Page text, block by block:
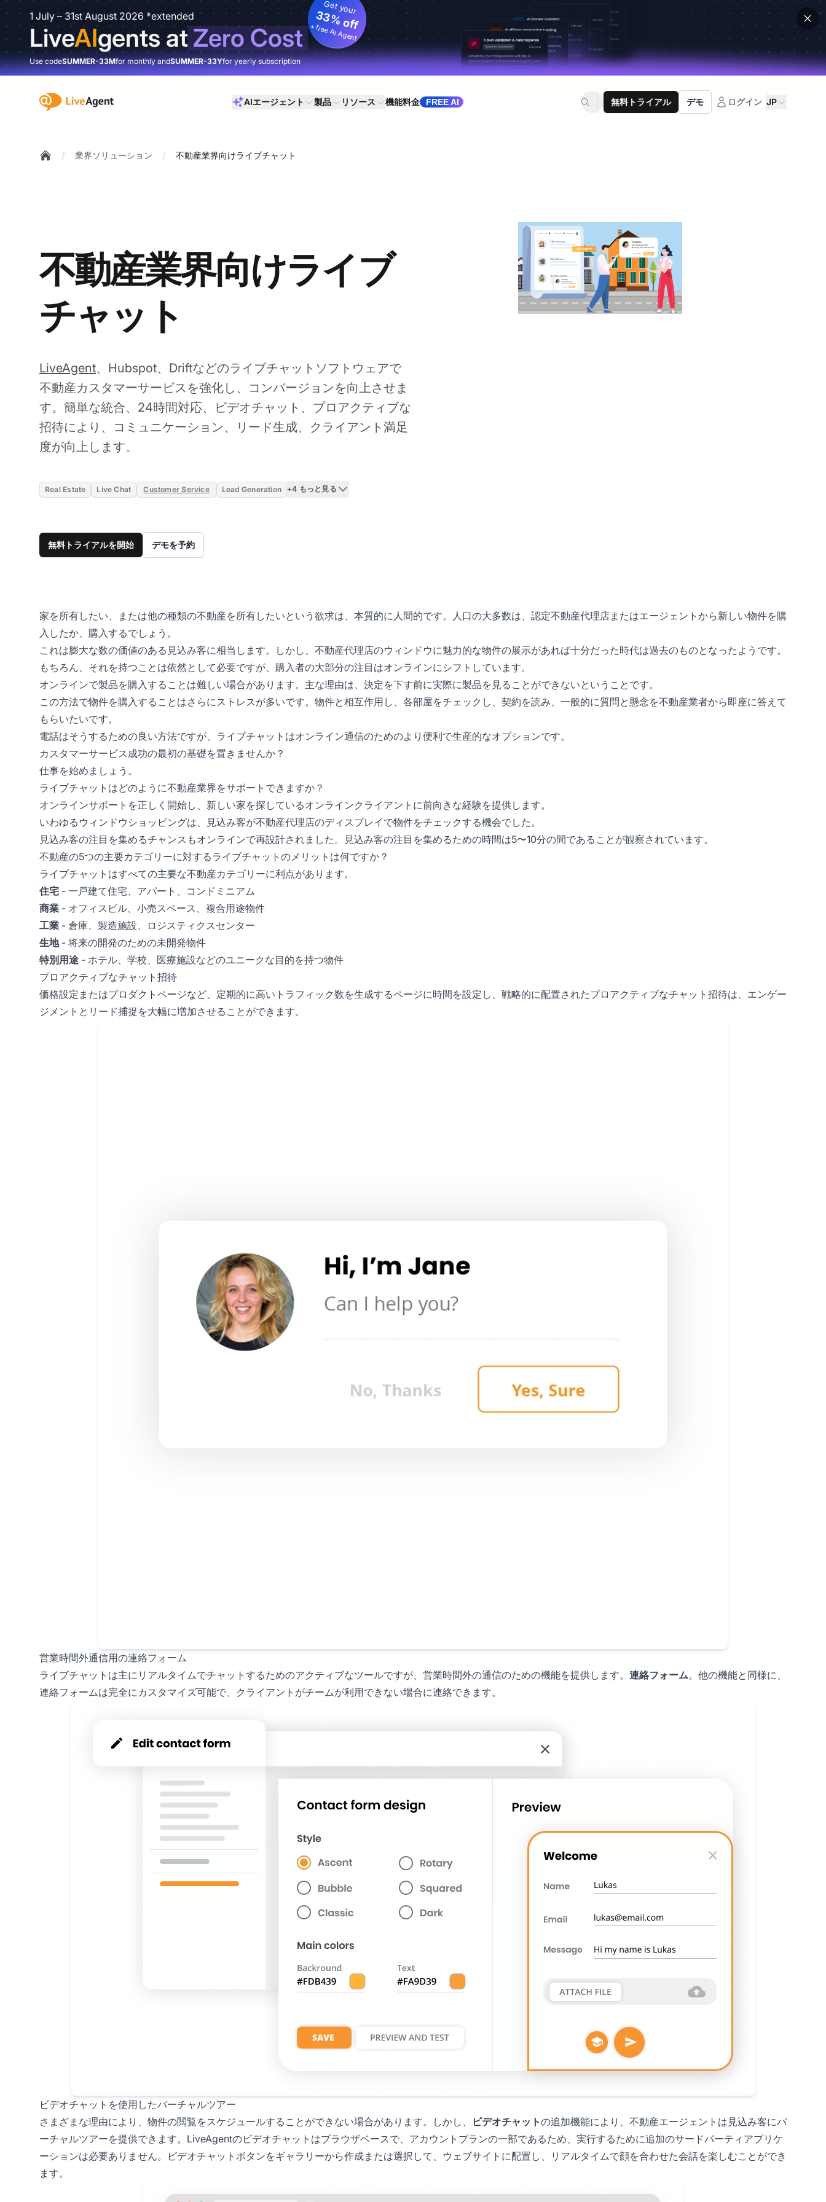
1 July – 31st August 2026 *extended
LiveAIgents atZero Cost
Get your
33% off
+ free AI Agent
Use codeSUMMER-33Mfor monthly andSUMMER-33Yfor yearly subscription
:site.title AIエージェント 製品 リソース 機能料金 FREE AI 無料トライアル デモ ログイン JP
/ 業界ソリューション / 不動産業界向けライブチャット
不動産業界向けライブ
チャット
LiveAgent、Hubspot、Driftなどのライブチャットソフトウェアで
不動産カスタマーサービスを強化し、コンバージョンを向上させま
す。簡単な統合、24時間対応、ビデオチャット、プロアクティブな
招待により、コミュニケーション、リード生成、クライアント満足
度が向上します。
Real Estate Live Chat Customer Service Lead Generation +4 もっと見る
無料トライアルを開始 デモを予約
家を所有したい、または他の種類の不動産を所有したいという欲求は、本質的に人間的です。人口の大多数は、認定不動産代理店またはエージェントから新しい物件を購
入したか、購入するでしょう。
これは膨大な数の価値のある見込み客に相当します。しかし、不動産代理店のウィンドウに魅力的な物件の展示があれば十分だった時代は過去のものとなったようです。
もちろん、それを持つことは依然として必要ですが、購入者の大部分の注目はオンラインにシフトしています。
オンラインで製品を購入することは難しい場合があります。主な理由は、決定を下す前に実際に製品を見ることができないということです。
この方法で物件を購入することはさらにストレスが多いです。物件と相互作用し、各部屋をチェックし、契約を読み、一般的に質問と懸念を不動産業者から即座に答えて
もらいたいです。
電話はそうするための良い方法ですが、ライブチャットはオンライン通信のためのより便利で生産的なオプションです。
カスタマーサービス成功の最初の基礎を置きませんか？
仕事を始めましょう。
ライブチャットはどのように不動産業界をサポートできますか？
オンラインサポートを正しく開始し、新しい家を探しているオンラインクライアントに前向きな経験を提供します。
いわゆるウィンドウショッピングは、見込み客が不動産代理店のディスプレイで物件をチェックする機会でした。
見込み客の注目を集めるチャンスもオンラインで再設計されました。見込み客の注目を集めるための時間は5〜10分の間であることが観察されています。
不動産の5つの主要カテゴリーに対するライブチャットのメリットは何ですか？
ライブチャットはすべての主要な不動産カテゴリーに利点があります。
住宅 - 一戸建て住宅、アパート、コンドミニアム
商業 - オフィスビル、小売スペース、複合用途物件
工業 - 倉庫、製造施設、ロジスティクスセンター
生地- 将来の開発のための未開発物件
特別用途 - ホテル、学校、医療施設などのユニークな目的を持つ物件
プロアクティブなチャット招待
価格設定またはプロダクトページなど、定期的に高いトラフィック数を生成するページに時間を設定し、戦略的に配置されたプロアクティブなチャット招待は、エンゲー
ジメントとリード捕捉を大幅に増加させることができます。
営業時間外通信用の連絡フォーム
ライブチャットは主にリアルタイムでチャットするためのアクティブなツールですが、営業時間外の通信のための機能を提供します。 連絡フォーム。他の機能と同様に、
連絡フォームは完全にカスタマイズ可能で、クライアントがチームが利用できない場合に連絡できます。
ビデオチャットを使用したバーチャルツアー
さまざまな理由により、物件の閲覧をスケジュールすることができない場合があります。しかし、
ビデオチャットの追加機能により、不動産エージェントは見込み客にバ
ーチャルツアーを提供できます。LiveAgentのビデオチャットはブラウザベースで、アカウントプランの一部であるため、実行するために追加のサードパーティアプリケ
ーションは必要ありません。ビデオチャットボタンをギャラリーから作成または選択して、ウェブサイトに配置し、リアルタイムで顔を合わせた会話を楽しむことができ
ます。